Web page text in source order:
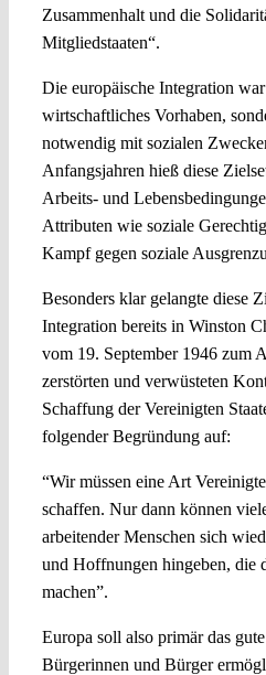
Zusammenhalt und die
Mitgliedstaaten“.
Die europäische Integration
wirtschaftliches Vorhaben,
notwendig mit sozialen
Anfangsjahren hieß diese
Arbeits- und
Attributen wie soziale
Kampf gegen soziale
Besonders klar gelangte diese
Integration bereits in Winston
vom 19. September 1946 zum
zerstörten und verwüsteten
Schaffung der Vereinigten
folgender Begründung auf:
“Wir müssen eine Art
schaffen. Nur dann können
arbeitender Menschen sich
und Hoffnungen hingeben, die
machen”.
Europa soll also primär das
Bürgerinnen und Bürger